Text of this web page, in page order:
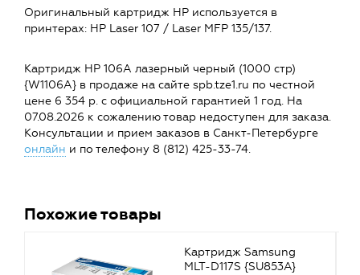
Оригинальный картридж HP используется в
принтерах: HP Laser 107 / Laser MFP 135/137.
Картридж HP 106A лазерный черный (1000 стр)
{W1106A} в продаже на сайте spb.tze1.ru по честной
цене 6 354 р. с официальной гарантией 1 год. На
07.08.2026 к сожалению товар недоступен для заказа.
Консультации и прием заказов в Санкт-Петербурге
онлайн и по телефону 8 (812) 425-33-74.
Похожие товары
Картридж Samsung
MLT-D117S {SU853A}